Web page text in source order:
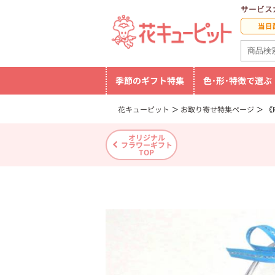
サービス
当日
季節のギフト特集 色･形･特徴で選ぶ
花キューピット お取り寄せ特集ページ
オリジナル
フラワーギフト
TOP